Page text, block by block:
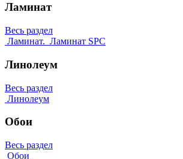
Ламинат
Весь раздел
Ламинат. Ламинат SPC
Линолеум
Весь раздел
Линолеум
Обои
Весь раздел
Обои